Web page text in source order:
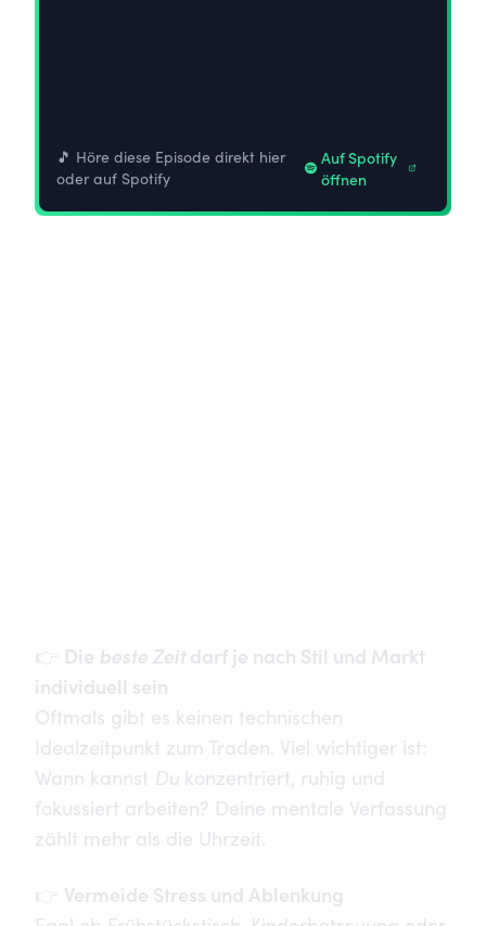
🎵 Höre diese Episode direkt hier
oder auf Spotify
Auf Spotify
öffnen
👉 Die beste Zeitdarf je nach Stil und Markt
individuell sein
Oftmals gibt es keinen technischen
Idealzeitpunkt zum Traden. Viel wichtiger ist:
Wann kannst Du konzentriert, ruhig und
fokussiert arbeiten? Deine mentale Verfassung
zählt mehr als die Uhrzeit.
👉 Vermeide Stress und Ablenkung